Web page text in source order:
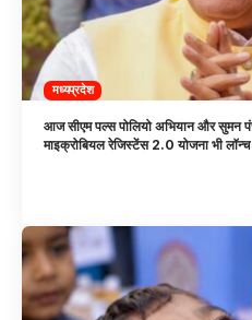
मध्यप्रदेश
आज सीएम पल्स पोलियो अभियान और सुमन
माइक्रोबियल रेजिस्टेंस 2.0 योजना भी लॉन्च